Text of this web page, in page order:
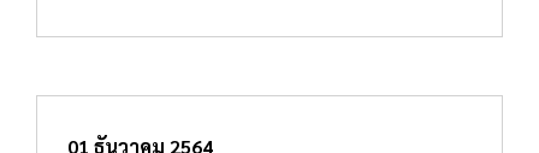
01 ธันวาคม 2564